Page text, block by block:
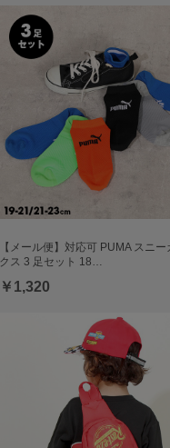
【メール便】対応可 PUMA スニー
クス 3 足セット 18…
￥1,320